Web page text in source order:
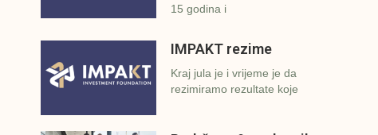
15 godina i
IMPAKT rezime
Kraj jula je i vrijeme je da
rezimiramo rezultate koje